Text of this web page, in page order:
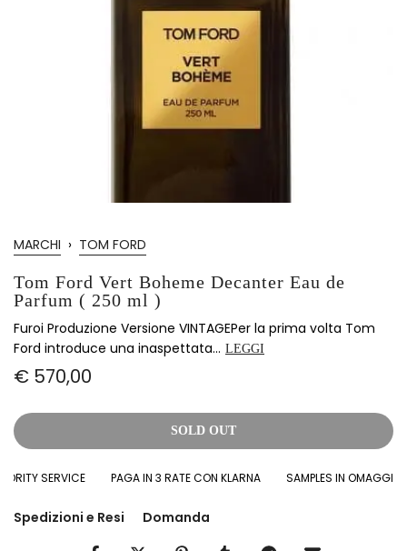
MARCHI › TOM FORD
Tom Ford Vert Boheme Decanter Eau de
Parfum ( 250 ml )
Furoi Produzione Versione VINTAGEPer la prima volta Tom
Ford introduce una inaspettata... LEGGI
€ 570,00
SOLD OUT
SERVICE PAGA IN 3 RATE CON KLARNA SAMPLES IN OMAGGIO IN
Spedizioni e Resi Domanda